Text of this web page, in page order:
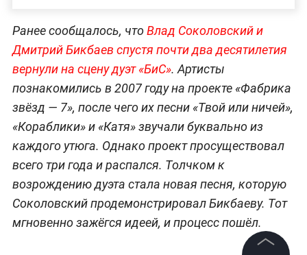
Ранее сообщалось, чтоВлад Соколовский и
Дмитрий Бикбаев спустя почти два десятилетия
вернули на сцену дуэт «БиС». Артисты
познакомились в 2007 году на проекте «Фабрика
звёзд — 7», после чего их песни «Твой или ничей»,
«Кораблики» и «Катя» звучали буквально из
каждого утюга. Однако проект просуществовал
всего три года и распался. Толчком к
возрождению дуэта стала новая песня, которую
Соколовский продемонстрировал Бикбаеву. Тот
мгновенно зажёгся идеей, и процесс пошёл.